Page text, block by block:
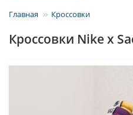
Главная Кроссовки
Кроссовки Nike x